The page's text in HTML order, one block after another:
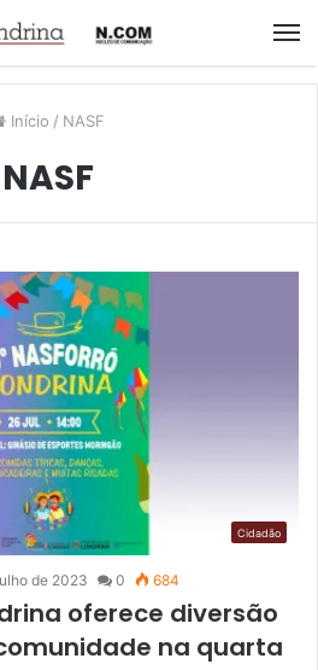
Início / NASF
NASF
Cidadão
de 2023 0 684
oferece diversão
na quarta